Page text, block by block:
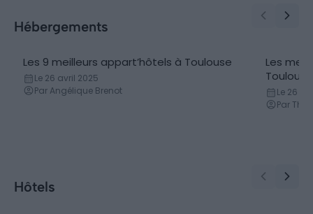
Hébergements
Appart hôtel
Les 9 meilleurs appart’hôtels à Toulouse
Le 26 avril 2025
Par Angélique Brenot
Les
Toulouse
Le 26
Par
Hôtels